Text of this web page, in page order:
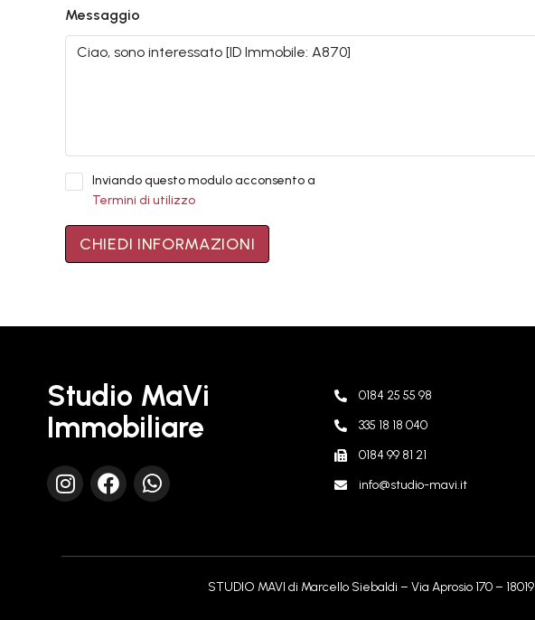
Messaggio
Inviando questo modulo acconsento a
Termini di utilizzo
CHIEDI INFORMAZIONI
Studio MaVi
Immobiliare
0184 25 55 98
335 18 18 040
0184 99 81 21
info@studio-mavi.it
STUDIO MAVI di Marcello Siebaldi – Via Aprosio 170 –